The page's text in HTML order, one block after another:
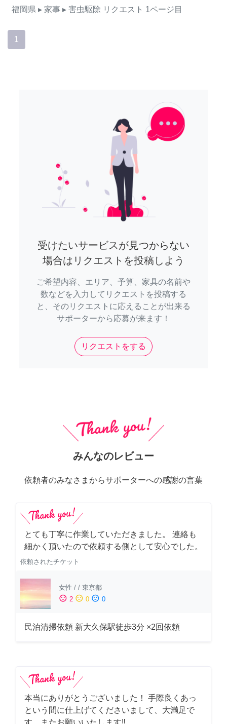
福岡県 ▸ 家事 ▸ 害虫駆除 リクエスト 1ページ目
1
受けたいサービスが見つからない
場合はリクエストを投稿しよう
ご希望内容、エリア、予算、家具の名前や
数などを入力してリクエストを投稿する
と、そのリクエストに応えることが出来る
サポーターから応募が来ます！
リクエストをする
みんなのレビュー
依頼者のみなさまからサポーターへの感謝の言葉
とても丁寧に作業していただきました。 連絡も
細かく頂いたので依頼する側として安心でした。
依頼されたチケット
女性 / / 東京都
sentiment_satisfied 2 sentiment_neutral 0 sentiment_dissatisfied 0
民泊清掃依頼 新大久保駅徒歩3分 ×2回依頼
本当にありがとうございました！ 手際良くあっ
という間に仕上げてくださいまして、大満足で